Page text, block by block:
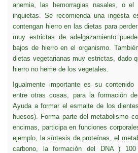
anemia, las hemorragias nasales, o el
inquietas. Se recomienda una ingesta
contengan hierro en las dietas para
muy estrictas de adelgazamiento
bajos de hierro en el organismo.
dietas vegetarianas muy estrictas, dado
hierro no heme de los vegetales.
Igualmente importante es su contenido
entre otras cosas, para la formación
Ayuda a formar el esmalte de los
huesos). Forma parte delmetabolismo
encimas, participa en funciones
ejemplo, la síntesis de proteínas, el
carbono, la formación del DNA )